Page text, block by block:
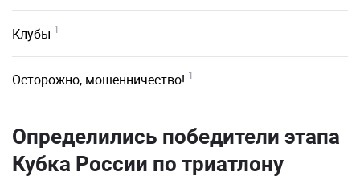
Клубы 1
Осторожно, мошенничество! 1
Определились победители этапа
Кубка России по триатлону